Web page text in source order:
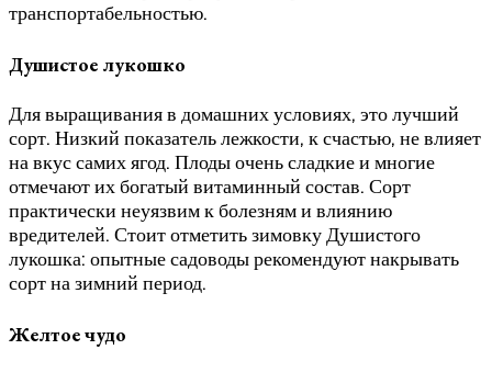
транспортабельностью.
Душистое лукошко
Для выращивания в домашних условиях, это лучший
сорт. Низкий показатель лежкости, к счастью, не влияет
на вкус самих ягод. Плоды очень сладкие и многие
отмечают их богатый витаминный состав. Сорт
практически неуязвим к болезням и влиянию
вредителей. Стоит отметить зимовку Душистого
лукошка: опытные садоводы рекомендуют накрывать
сорт на зимний период.
Желтое чудо